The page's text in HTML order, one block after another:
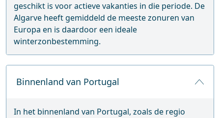
geschikt is voor actieve vakanties in die periode. De
Algarve heeft gemiddeld de meeste zonuren van
Europa en is daardoor een ideale
winterzonbestemming.
Binnenland van Portugal
In het binnenland van Portugal, zoals de regio